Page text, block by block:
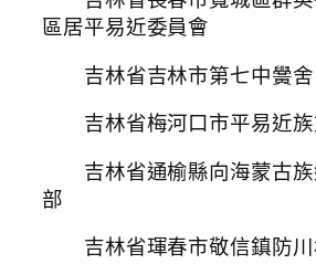
區居平易近委員會
吉林省吉林市第七中黌舍
吉林省梅河口市平易近族
吉林省通榆縣向海蒙古族
部
吉林省琿春市敬信鎮防川